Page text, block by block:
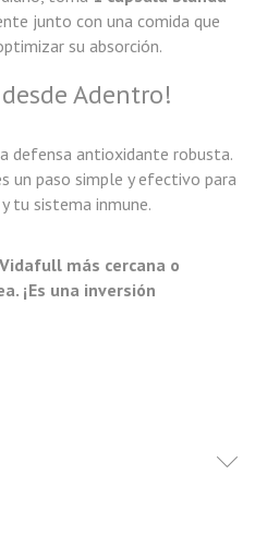
junto con una comida que
su absorción.
Adentro!
defensa antioxidante robusta.
un paso simple y efectivo para
tu sistema inmune.
más cercana o
¡Es una inversión